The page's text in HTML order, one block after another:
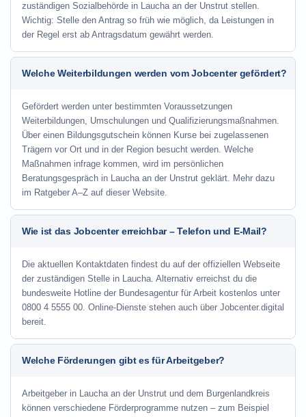
zuständigen Sozialbehörde in Laucha an der Unstrut stellen.
Wichtig: Stelle den Antrag so früh wie möglich, da Leistungen in
der Regel erst ab Antragsdatum gewährt werden.
Welche Weiterbildungen werden vom Jobcenter gefördert?
Gefördert werden unter bestimmten Voraussetzungen
Weiterbildungen, Umschulungen und Qualifizierungsmaßnahmen.
Über einen Bildungsgutschein können Kurse bei zugelassenen
Trägern vor Ort und in der Region besucht werden. Welche
Maßnahmen infrage kommen, wird im persönlichen
Beratungsgespräch in Laucha an der Unstrut geklärt. Mehr dazu
im Ratgeber A–Z auf dieser Website.
Wie ist das Jobcenter erreichbar – Telefon und E-Mail?
Die aktuellen Kontaktdaten findest du auf der offiziellen Webseite
der zuständigen Stelle in Laucha. Alternativ erreichst du die
bundesweite Hotline der Bundesagentur für Arbeit kostenlos unter
0800 4 5555 00. Online-Dienste stehen auch über Jobcenter.digital
bereit.
Welche Förderungen gibt es für Arbeitgeber?
Arbeitgeber in Laucha an der Unstrut und dem Burgenlandkreis
können verschiedene Förderprogramme nutzen – zum Beispiel